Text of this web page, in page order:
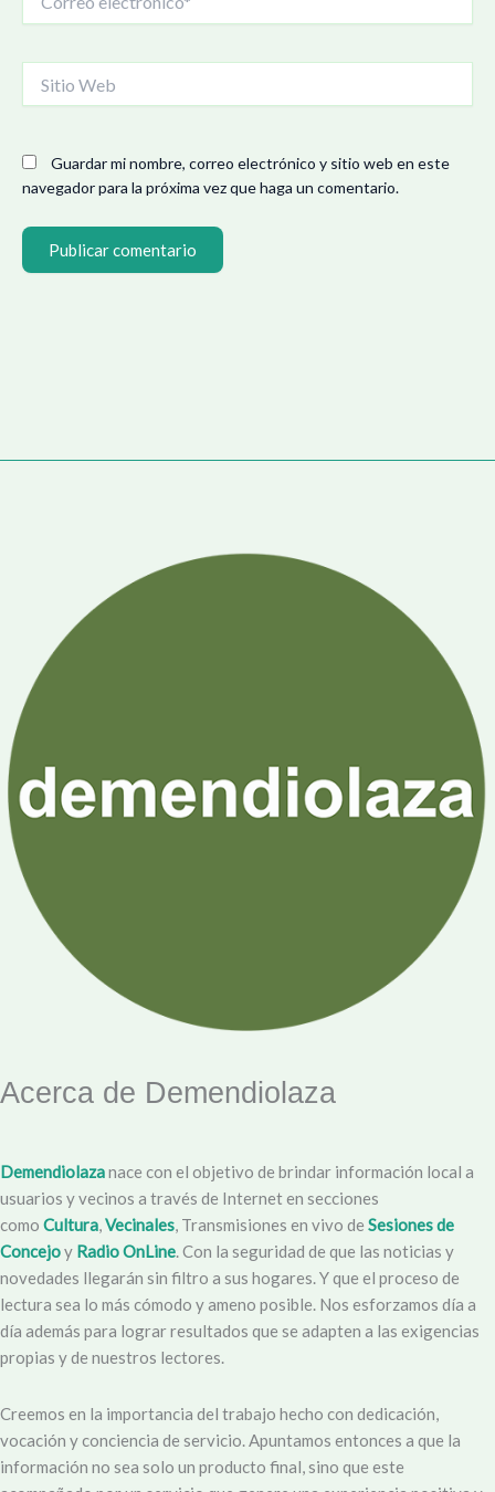
electrónico*
Web
Guardar mi nombre, correo electrónico y sitio web en este
navegador para la próxima vez que haga un comentario.
Acerca de Demendiolaza
Demendiolazanace con el objetivo de brindar información local a
usuarios y vecinos a través de Internet en secciones
como Cultura,Vecinales, Transmisiones en vivo de Sesiones de
Concejoy Radio OnLine. Con la seguridad de que las noticias y
novedades llegarán sin filtro a sus hogares. Y que el proceso de
lectura sea lo más cómodo y ameno posible. Nos esforzamos día a
día además para lograr resultados que se adapten a las exigencias
propias y de nuestros lectores.
Creemos en la importancia del trabajo hecho con dedicación,
vocación y conciencia de servicio. Apuntamos entonces a que la
información no sea solo un producto final, sino que este